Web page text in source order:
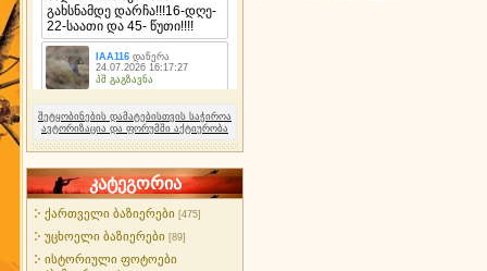
შეტყობინების დამატებისთვის საჭიროა
ავტორიზაცია და ფორუმში აქტიურობა
კატეგორია
ქართველი ბაზიერები [475]
უცხოელი ბაზიერები [89]
ისტორიული ფოტოები